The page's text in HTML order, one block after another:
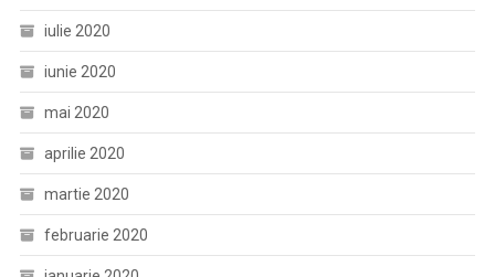
iulie 2020
iunie 2020
mai 2020
aprilie 2020
martie 2020
februarie 2020